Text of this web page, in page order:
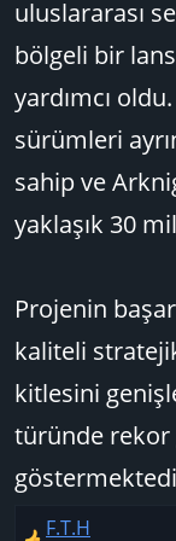
uluslararası
bölgeli bir
yardımcı
sürümleri
sahip ve
yaklaşık 30
Projenin
kaliteli
kitlesini
türünde rekor
F.T.H